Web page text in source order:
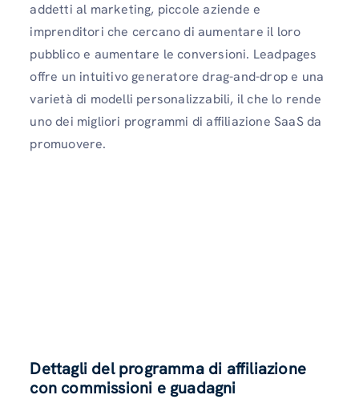
addetti al marketing, piccole aziende e
imprenditori che cercano di aumentare il loro
pubblico e aumentare le conversioni. Leadpages
offre un intuitivo generatore drag-and-drop e una
varietà di modelli personalizzabili, il che lo rende
uno dei migliori programmi di affiliazione SaaS da
promuovere.
Dettagli del programma di affiliazione
con commissioni e guadagni